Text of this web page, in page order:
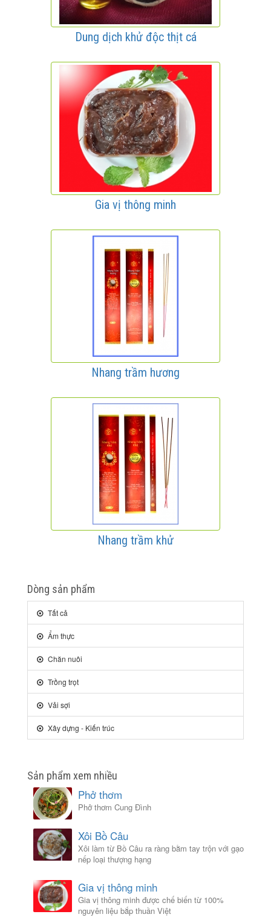
Dung dịch khử độc thịt cá
Gia vị thông minh
Nhang trầm hương
Nhang trầm khử
Dòng sản phẩm
Tất cả
Ẩm thực
Chăn nuôi
Trồng trọt
Vải sợi
Xây dựng - Kiến trúc
Sản phẩm xem nhiều
Phở thơm
Phở thơm Cung Đình
Xôi Bồ Câu
Xôi làm từ Bồ Câu ra ràng bằm tay trộn với gạo
nếp loại thượng hạng
Gia vị thông minh
Gia vị thông minh được chế biến từ 100%
nguyên liệu bắp thuần Việt